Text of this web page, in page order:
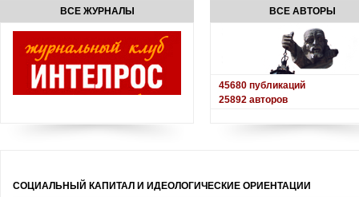
ВСЕ ЖУРНАЛЫ ВСЕ АВТОРЫ
45680 публикаций
25892 авторов
СОЦИАЛЬНЫЙ КАПИТАЛ И ИДЕОЛОГИЧЕСКИЕ ОРИЕНТАЦИИ